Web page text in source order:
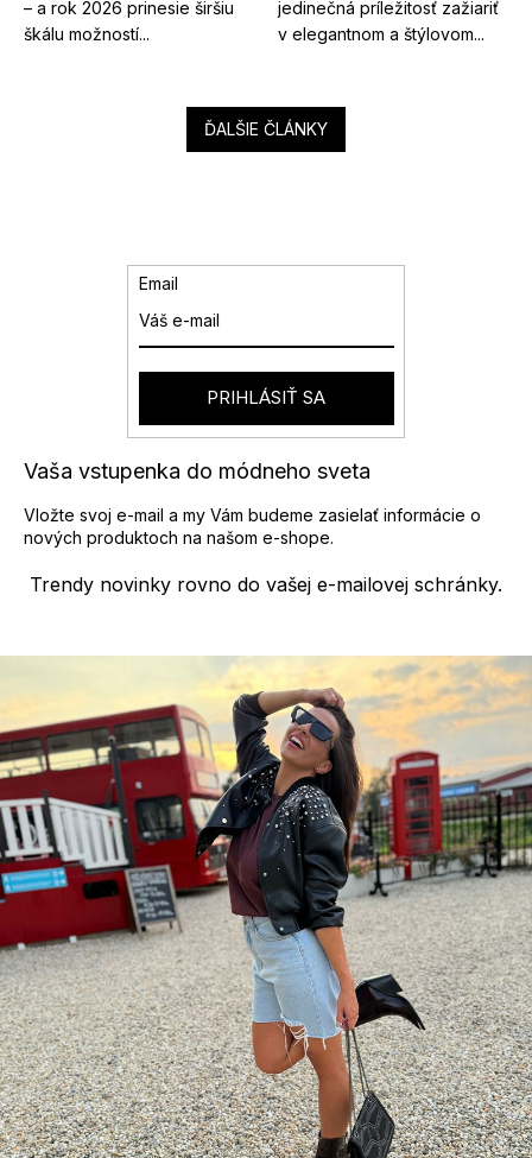
– a rok 2026 prinesie širšiu
škálu možností...
jedinečná príležitosť zažiariť
v elegantnom a štýlovom...
ĎALŠIE ČLÁNKY
Trendy novinky rovno do vašej e-mailovej schránky.
Vaša vstupenka do módneho sveta
Vložte svoj e-mail a my Vám budeme zasielať informácie o
nových produktoch na našom e-shope.
Email
PRIHLÁSIŤ SA